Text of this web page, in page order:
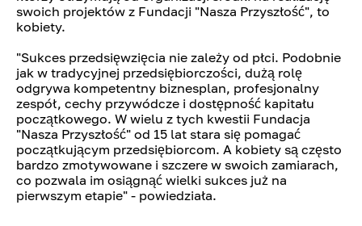
swoich projektów z Fundacji "Nasza Przyszłość", to
kobiety.
"Sukces przedsięwzięcia nie zależy od płci. Podobnie
jak w tradycyjnej przedsiębiorczości, dużą rolę
odgrywa kompetentny biznesplan, profesjonalny
zespół, cechy przywódcze i dostępność kapitału
początkowego. W wielu z tych kwestii Fundacja
"Nasza Przyszłość" od 15 lat stara się pomagać
początkującym przedsiębiorcom. A kobiety są często
bardzo zmotywowane i szczere w swoich zamiarach,
co pozwala im osiągnąć wielki sukces już na
pierwszym etapie" - powiedziała.